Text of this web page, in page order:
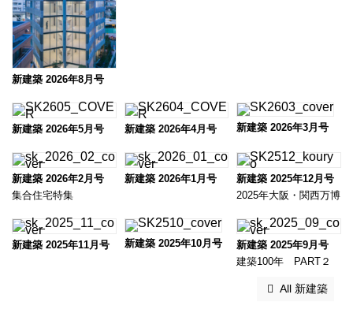
新建築 2026年8月号
新建築 2026年5月号 新建築 2026年4月号 新建築 2026年3月号
新建築 2026年2月号
集合住宅特集
新建築 2026年1月号
新建築 2025年12月号
2025年大阪・関西万博
新建築 2025年11月号 新建築 2025年10月号
新建築 2025年9月号
建築100年 PART２
All 新建築